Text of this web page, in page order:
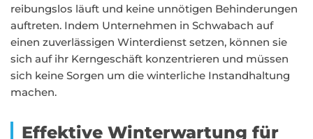
reibungslos läuft und keine unnötigen Behinderungen
auftreten. Indem Unternehmen in Schwabach auf
einen zuverlässigen Winterdienst setzen, können sie
sich auf ihr Kerngeschäft konzentrieren und müssen
sich keine Sorgen um die winterliche Instandhaltung
machen.
Effektive Winterwartung für